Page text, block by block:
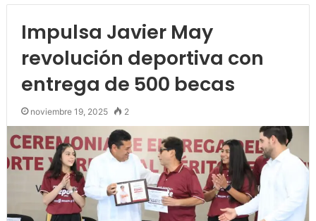
Impulsa Javier May
revolución deportiva con
entrega de 500 becas
noviembre 19, 2025 2